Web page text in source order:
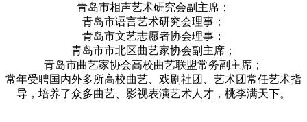
青岛市相声艺术研究会副主席；
青岛市语言艺术研究会理事；
青岛市文艺志愿者协会理事；
青岛市市北区曲艺家协会副主席；
青岛市曲艺家协会高校曲艺联盟常务副主席；
常年受聘国内外多所高校曲艺、戏剧社团、艺术团常任艺术指
导，培养了众多曲艺、影视表演艺术人才，桃李满天下。